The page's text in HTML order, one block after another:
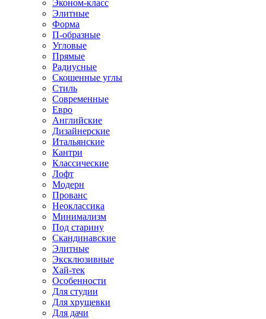
Эконом-класс
Элитные
Форма
П-образные
Угловые
Прямые
Радиусные
Скошенные углы
Стиль
Современные
Евро
Английские
Дизайнерские
Итальянские
Кантри
Классические
Лофт
Модерн
Прованс
Неоклассика
Минимализм
Под старину
Скандинавские
Элитные
Эксклюзивные
Хай-тек
Особенности
Для студии
Для хрущевки
Для дачи